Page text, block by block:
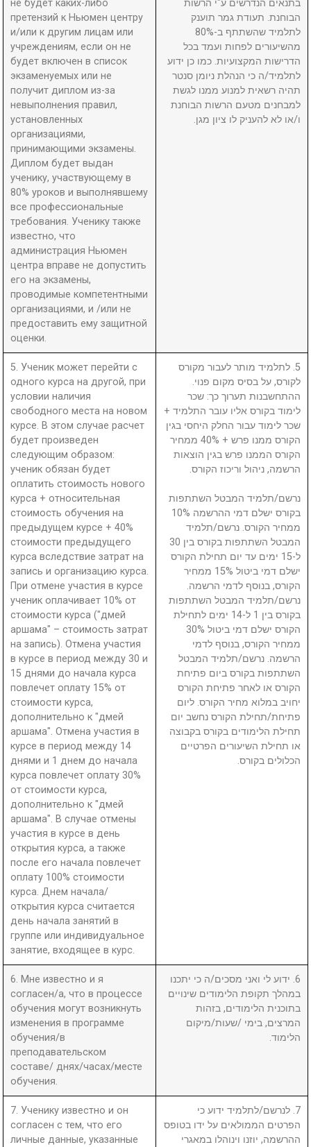
не будет каких-либо
претензий к Ньюмен центру
и/или к другим лицам или
учреждениям, если он не
будет включен в список
экзаменуемых или не
получит диплом из-за
невыполнения правил,
установленных
организациями,
принимающими экзамены.
Диплом будет выдан
ученику, участвующему в
80% уроков и выполнявшему
все профессиональные
требования. Ученику также
известно, что
администрация Ньюмен
центра вправе не допустить
его на экзамены,
проводимые компетентными
организациями, и /или не
предоставить ему защитной
оценки.
בתנאים הנדרשים ע"י הרשות
הבוחנת. תעודת גמר תוענק
לתלמיד שהשתתף ב-80%
מהשיעורים לפחות ועמד בכל
הדרישות המקצועיות. כמו כן ידוע
לתלמיד/ה כי הנהלת ניומן סנטר
תהיה רשאית למנוע ממנו לגשת
למבחנים מטעם הרשות הבוחנת
ו/או לא להעניק לו ציון מגן.
5. Ученик может перейти с
одного курса на другой, при
условии наличия
свободного места на новом
курсе. В этом случае расчет
будет произведен
следующим образом:
ученик обязан будет
оплатить стоимость нового
курса + относительная
стоимость обучения на
предыдущем курсе + 40%
стоимости предыдущего
курса вследствие затрат на
запись и организацию курса.
При отмене участия в курсе
ученик оплачивает 10% от
стоимости курса ("дмей
аршама" – стоимость затрат
на запись). Отмена участия
в курсе в период между 30 и
15 днями до начала курса
повлечет оплату 15% от
стоимости курса,
дополнительно к "дмей
аршама". Отмена участия в
курсе в период между 14
днями и 1 днем до начала
курса повлечет оплату 30%
от стоимости курса,
дополнительно к "дмей
аршама". В случае отмены
участия в курсе в день
открытия курса, а также
после его начала повлечет
оплату 100% стоимости
курса. Днем начала/
открытия курса считается
день начала занятий в
группе или индивидуальное
занятие, входящее в курс.
5. לתלמיד מותר לעבור מקורס
לקורס, על בסיס מקום פנוי.
ההתחשבנות תערוך כך: שכר
לימוד בקורס אליו עובר התלמיד +
שכר לימוד עבור החלק היחסי בגין
הקורס ממנו פרש + 40% ממחיר
הקורס הממנו פרש בגין הוצאות
הרשמה, ניהול וריכוז הקורס.
נרשם/תלמיד המבטל השתתפות
בקורס ישלם דמי ההרשמה 10%
ממחיר הקורס. נרשם/תלמיד
המבטל השתתפות בקורס בין 30
ל-15 ימים עד יום תחילת הקורס
ישלם דמי ביטול 15% ממחיר
הקורס, בנוסף לדמי הרשמה.
נרשם/תלמיד המבטל השתתפות
בקורס בין 1 ל-14 ימים לתחילת
הקורס ישלם דמי ביטול 30%
ממחיר הקורס, בנוסף לדמי
הרשמה. נרשם/תלמיד המבטל
השתתפות בקורס ביום פתיחת
הקורס או לאחר פתיחת הקורס
יחויב במלוא מחיר הקורס. ליום
פתיחת/תחילת הקורס נחשב יום
תחילת הלימודים בקורס בקבוצה
או תחילת השיעורים הפרטיים
הכלולים בקורס.
6. Мне известно и я
согласен/а, что в процессе
обучения могут возникнуть
изменения в программе
обучения/в
преподавательском
составе/ днях/часах/месте
обучения.
6. ידוע לי ואני מסכים/ה כי יתכנו
במהלך תקופת הלימודים שינויים
בתוכנית הלימודים, בזהות
המרצים, בימי /שעות/מיקום
הלימוד.
7. Ученику известно и он
согласен с тем, что его
личные данные, указанные
7. לנרשם/לתלמיד ידוע כי
הפרטים הממולאים על ידו בטופס
ההרשמה, יוזנו וינוהלו במאגרי